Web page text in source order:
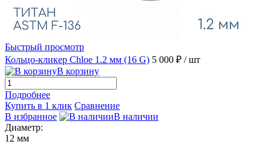
Быстрый просмотр
Кольцо-кликер Chloe 1.2 мм (16 G) 5 000 ₽ / шт
В корзину
Подробнее
Купить в 1 клик Сравнение
В избранное
В наличии
Диаметр:
12 мм